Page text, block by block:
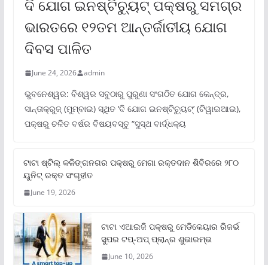
ଦି ଯୋଗ ଇନଷ୍ଟିଚ୍ୟୁଟ୍ ପକ୍ଷରୁ ସମଗ୍ର
ଭାରତରେ ୧୨ତମ ଆନ୍ତର୍ଜାତୀୟ ଯୋଗ
ଦିବସ ପାଳିତ
June 24, 2026 admin
ଭୁବନେଶ୍ୱର: ବିଶ୍ୱର ସବୁଠାରୁ ପୁରୁଣା ସଂଗଠିତ ଯୋଗ କେନ୍ଦ୍ର,
ସାନ୍ତାକ୍ରୁଜ୍ (ମୁମ୍ବାଇ) ସ୍ଥିତ ‘ଦି ଯୋଗ ଇନଷ୍ଟିଚ୍ୟୁଟ୍‌’ (ଟିୱାଇଆଇ),
ପକ୍ଷରୁ ଚଳିତ ବର୍ଷର ବିଷୟବସ୍ତୁ “ସୁସ୍ଥ ବାର୍ଦ୍ଧକ୍ୟ
ଟାଟା ଷ୍ଟିଲ୍‌ କଳିଙ୍ଗନଗର ପକ୍ଷରୁ ମେଗା ରକ୍ତଦାନ ଶିବିରରେ ୨୮୦
ୟୁନିଟ୍‌ ରକ୍ତ ସଂଗୃହୀତ
June 19, 2026
ଟାଟା ଏଆଇଜି ପକ୍ଷରୁ ମେଡିକେୟାର ରିଜର୍ଭ
ସୁପର ଟପ୍‌-ଅପ୍ ପ୍ଲାନ୍‌ର ଶୁଭାରମ୍ଭ
June 10, 2026